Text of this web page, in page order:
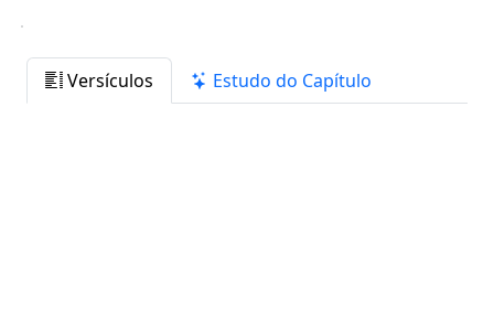
Versículos Estudo do Capítulo